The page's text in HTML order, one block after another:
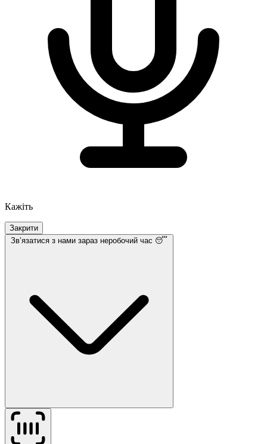
Кажіть
Закрити
Звʼязатися з нами зараз неробочий час 😴